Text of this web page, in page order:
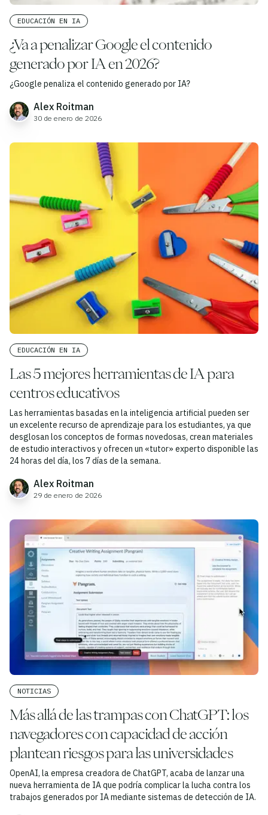
EDUCACIÓN EN IA
¿Va a penalizar Google el contenido
generado por IA en 2026?
¿Google penaliza el contenido generado por IA?
Alex Roitman
30 de enero de 2026
EDUCACIÓN EN IA
Las 5 mejores herramientas de IA para
centros educativos
Las herramientas basadas en la inteligencia artificial pueden ser
un excelente recurso de aprendizaje para los estudiantes, ya que
desglosan los conceptos de formas novedosas, crean materiales
de estudio interactivos y ofrecen un «tutor» experto disponible las
24 horas del día, los 7 días de la semana.
Alex Roitman
29 de enero de 2026
NOTICIAS
Más allá de las trampas con ChatGPT: los
navegadores con capacidad de acción
plantean riesgos para las universidades
OpenAI, la empresa creadora de ChatGPT, acaba de lanzar una
nueva herramienta de IA que podría complicar la lucha contra los
trabajos generados por IA mediante sistemas de detección de IA.